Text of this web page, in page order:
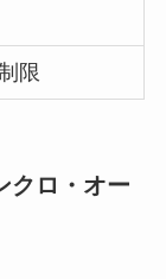
限
クロ・オー